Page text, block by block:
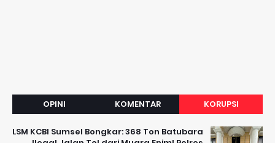
KORUPSI
KOMENTAR
OPINI
LSM KCBI Sumsel Bongkar: 368 Ton Batubara